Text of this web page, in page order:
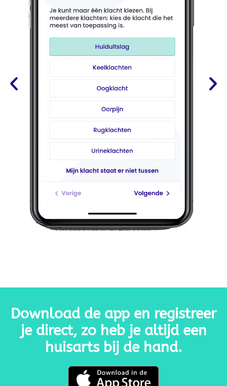
Download de app en registreer
je direct, zo heb je altijd een
huisarts bij de hand.